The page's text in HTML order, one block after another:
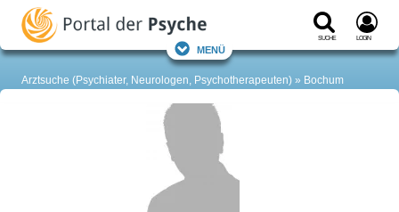
Suche Login
Menü
Arztsuche (Psychiater, Neurologen, Psychotherapeuten) Bochum